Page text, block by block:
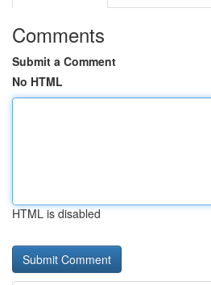
Comments
Submit a Comment
No HTML
HTML is disabled